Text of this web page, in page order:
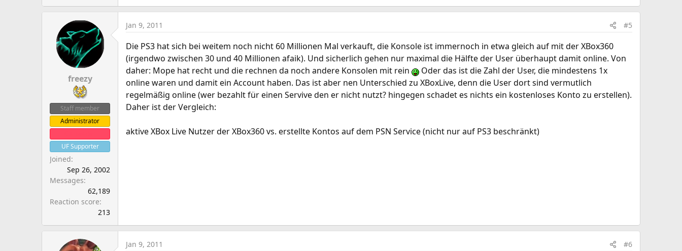
freezy
Staff member
Administrator
UF Supporter
Joined
Sep 26, 2002
Messages
62,189
Reaction score
213
Jan 9, 2011 #5
Die PS3 hat sich bei weitem noch nicht 60 Millionen Mal verkauft, die Konsole ist immernoch in etwa gleich auf mit der XBox360
(irgendwo zwischen 30 und 40 Millionen afaik). Und sicherlich gehen nur maximal die Hälfte der User überhaupt damit online. Von
daher: Mope hat recht und die rechnen da noch andere Konsolen mit rein
Oder das ist die Zahl der User, die mindestens 1x
online waren und damit ein Account haben. Das ist aber nen Unterschied zu XBoxLive, denn die User dort sind vermutlich
regelmäßig online (wer bezahlt für einen Servive den er nicht nutzt? hingegen schadet es nichts ein kostenloses Konto zu erstellen).
Daher ist der Vergleich:
aktive XBox Live Nutzer der XBox360 vs. erstellte Kontos auf dem PSN Service (nicht nur auf PS3 beschränkt)
Jan 9, 2011 #6